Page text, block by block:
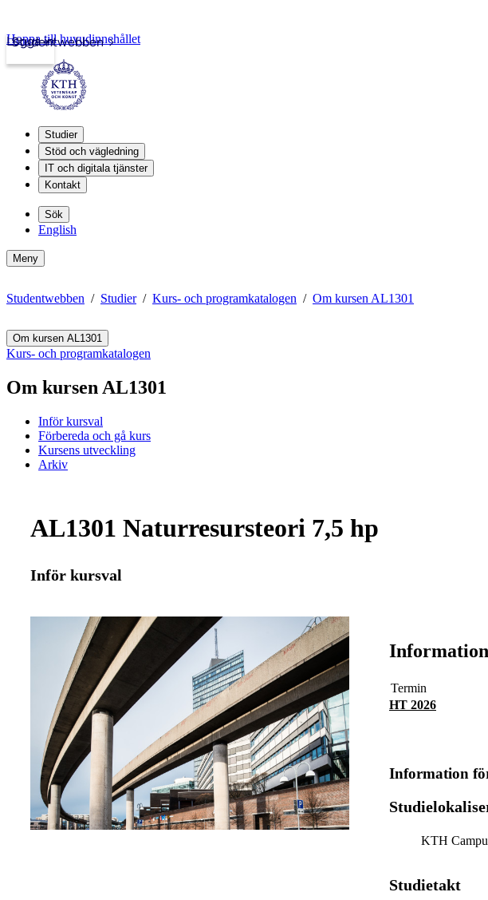
Studentwebben
Logga in
Hoppa till huvudinnehållet
Studier
Stöd och vägledning
IT och digitala tjänster
Kontakt
Sök
English
Meny
Studentwebben Studier Kurs- och programkatalogen Om kursen AL1301
Om kursen AL1301
Kurs- och programkatalogen
Om kursen AL1301
Inför kursval
Förbereda och gå kurs
Kursens utveckling
Arkiv
AL1301 Naturresursteori 7,5 hp
Inför kursval
Termin
HT 2026
Information
KTH
Studietakt